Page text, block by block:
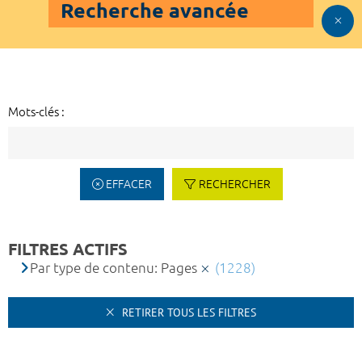
Recherche avancée
Mots-clés :
EFFACER RECHERCHER
FILTRES ACTIFS
Par type de contenu: Pages (1228)
RETIRER TOUS LES FILTRES